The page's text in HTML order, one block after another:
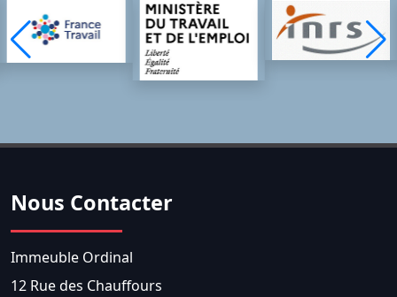
Nous Contacter
Immeuble Ordinal
12 Rue des Chauffours